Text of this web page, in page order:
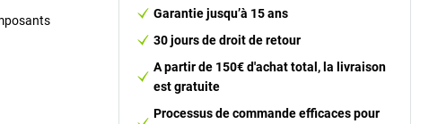
Garantie jusqu’à 15 ans
30 jours de droit de retour
A partir de 150€ d'achat total, la livraison
est gratuite
Processus de commande efficaces pour